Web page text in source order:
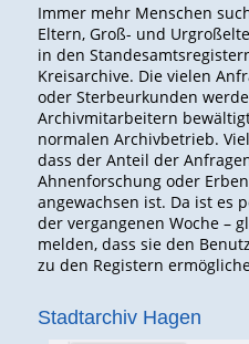
Immer mehr Menschen
Eltern, Groß- und
in den
Kreisarchive. Die vielen
oder Sterbeurkunden
Archivmitarbeitern
normalen Archivbetrieb.
dass der Anteil der
Ahnenforschung oder
angewachsen ist. Da ist es
der vergangenen Woche –
melden, dass sie den
zu den Registern
Stadtarchiv Hagen